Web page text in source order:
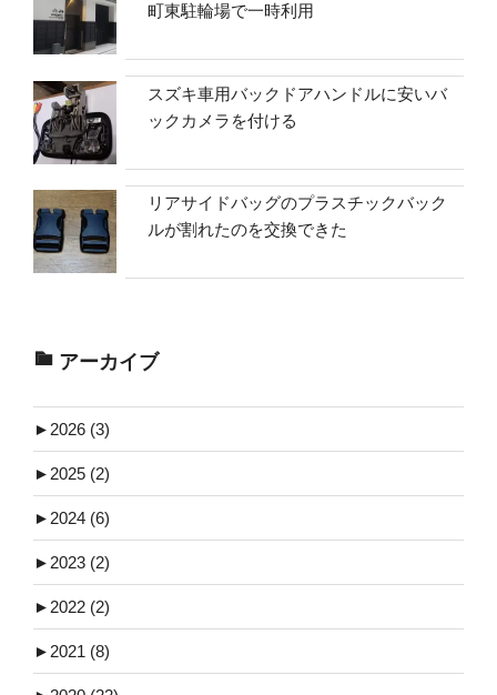
町東駐輪場で一時利用
スズキ車用バックドアハンドルに安いバ
ックカメラを付ける
リアサイドバッグのプラスチックバック
ルが割れたのを交換できた
アーカイブ
► 2026 (3)
► 2025 (2)
► 2024 (6)
► 2023 (2)
► 2022 (2)
► 2021 (8)